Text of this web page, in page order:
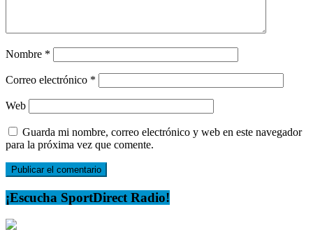
Nombre *
Correo electrónico *
Web
Guarda mi nombre, correo electrónico y web en este navegador
para la próxima vez que comente.
¡Escucha SportDirect Radio!